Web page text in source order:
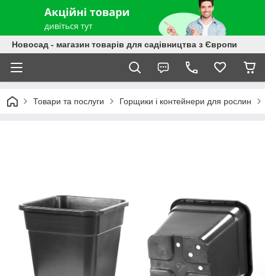
Новосад - магазин товарів для садівництва з Європи
Товари та послуги Горщики і контейнери для рослин